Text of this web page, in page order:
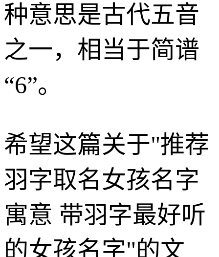
种意思是古代五音
之一，相当于简谱
“6”。
希望这篇关于"推荐
羽字取名女孩名字
寓意 带羽字最好听
的女孩名字"的文